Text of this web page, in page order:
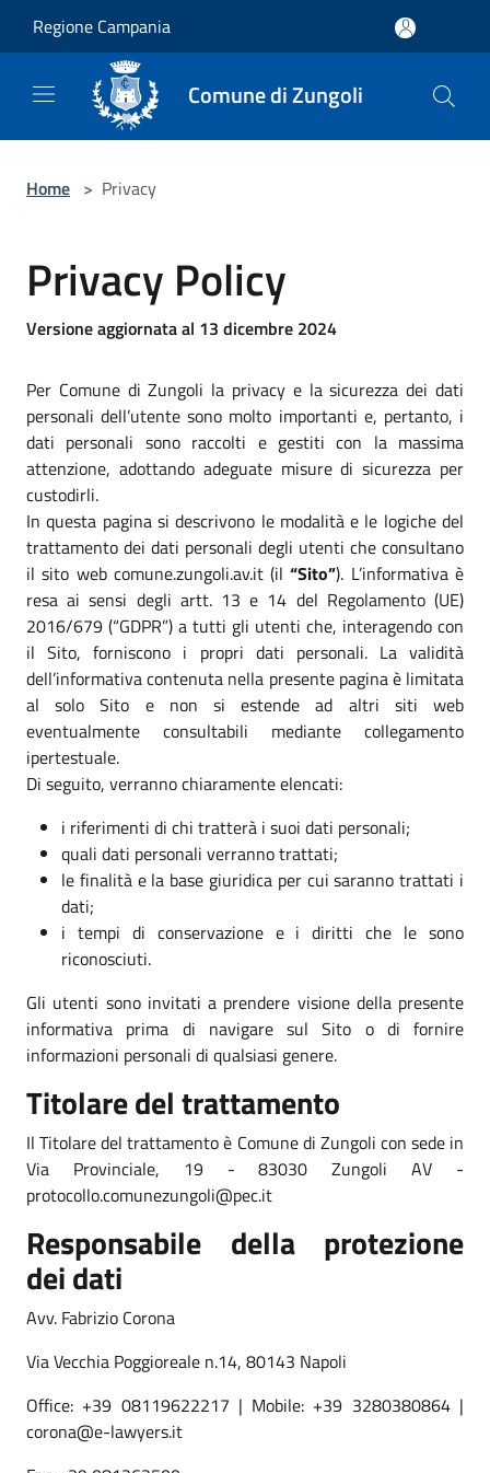
Regione Campania
Comune di Zungoli
Home > Privacy
Privacy Policy
Versione aggiornata al 13 dicembre 2024
Per Comune di Zungoli la privacy e la sicurezza dei dati
personali dell’utente sono molto importanti e, pertanto, i
dati personali sono raccolti e gestiti con la massima
attenzione, adottando adeguate misure di sicurezza per
custodirli.
In questa pagina si descrivono le modalità e le logiche del
trattamento dei dati personali degli utenti che consultano
il sito web comune.zungoli.av.it (il“Sito”). L’informativa è
resa ai sensi degli artt. 13 e 14 del Regolamento (UE)
2016/679 (“GDPR”) a tutti gli utenti che, interagendo con
il Sito, forniscono i propri dati personali. La validità
dell’informativa contenuta nella presente pagina è limitata
al solo Sito e non si estende ad altri siti web
eventualmente consultabili mediante collegamento
ipertestuale.
Di seguito, verranno chiaramente elencati:
i riferimenti di chi tratterà i suoi dati personali;
quali dati personali verranno trattati;
le finalità e la base giuridica per cui saranno trattati i
dati;
i tempi di conservazione e i diritti che le sono
riconosciuti.
Gli utenti sono invitati a prendere visione della presente
informativa prima di navigare sul Sito o di fornire
informazioni personali di qualsiasi genere.
Titolare del trattamento
Il Titolare del trattamento è Comune di Zungoli con sede in
Via Provinciale, 19 - 83030 Zungoli AV -
protocollo.comunezungoli@pec.it
Responsabile della protezione
dei dati
Avv. Fabrizio Corona
Via Vecchia Poggioreale n.14, 80143 Napoli
Office: +39 08119622217 | Mobile: +39 3280380864 |
corona@e-lawyers.it